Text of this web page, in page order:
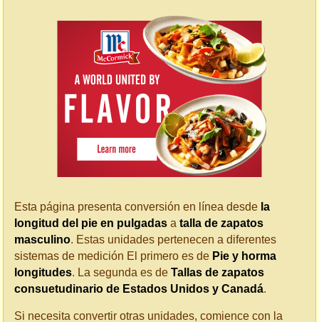
Esta página presenta conversión en línea desde la
longitud del pie en pulgadas a talla de zapatos
masculino. Estas unidades pertenecen a diferentes
sistemas de medición El primero es de Pie y horma
longitudes. La segunda es de Tallas de zapatos
consuetudinario de Estados Unidos y Canadá.
Si necesita convertir otras unidades, comience con la